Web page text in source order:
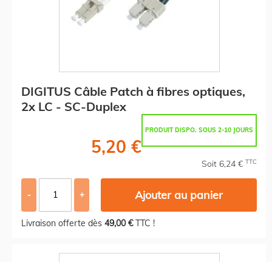
DIGITUS Câble Patch à fibres optiques,
2x LC - SC-Duplex
PRODUIT DISPO. SOUS 2-10 JOURS
5,20 €
Soit 6,24 € TTC
- + Ajouter au panier
Livraison offerte dès 49,00 €TTC !